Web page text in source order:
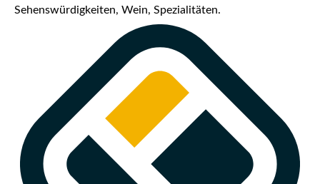
Sehenswürdigkeiten, Wein, Spezialitäten.